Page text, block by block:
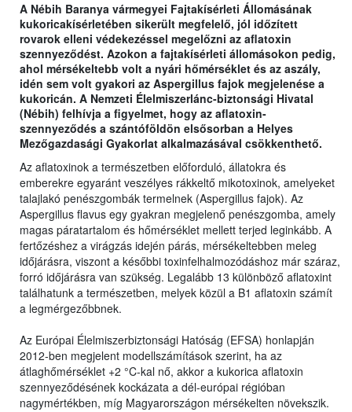
A Nébih Baranya vármegyei Fajtakísérleti Állomásának
kukoricakísérletében sikerült megfelelő, jól időzített
rovarok elleni védekezéssel megelőzni az aflatoxin
szennyeződést. Azokon a fajtakísérleti állomásokon pedig,
ahol mérsékeltebb volt a nyári hőmérséklet és az aszály,
idén sem volt gyakori az Aspergillus fajok megjelenése a
kukoricán. A Nemzeti Élelmiszerlánc-biztonsági Hivatal
(Nébih) felhívja a figyelmet, hogy az aflatoxin-
szennyeződés a szántóföldön elsősorban a Helyes
Mezőgazdasági Gyakorlat alkalmazásával csökkenthető.
Az aflatoxinok a természetben előforduló, állatokra és
emberekre egyaránt veszélyes rákkeltő mikotoxinok, amelyeket
talajlakó penészgombák termelnek (Aspergillus fajok). Az
Aspergillus flavus egy gyakran megjelenő penészgomba, amely
magas páratartalom és hőmérséklet mellett terjed leginkább. A
fertőzéshez a virágzás idején párás, mérsékeltebben meleg
időjárásra, viszont a későbbi toxinfelhalmozódáshoz már száraz,
forró időjárásra van szükség. Legalább 13 különböző aflatoxint
találhatunk a természetben, melyek közül a B1 aflatoxin számít
a legmérgezőbbnek.
Az Európai Élelmiszerbiztonsági Hatóság (EFSA) honlapján
2012-ben megjelent modellszámítások szerint, ha az
átlaghőmérséklet +2 °C-kal nő, akkor a kukorica aflatoxin
szennyeződésének kockázata a dél-európai régióban
nagymértékben, míg Magyarországon mérsékelten növekszik.